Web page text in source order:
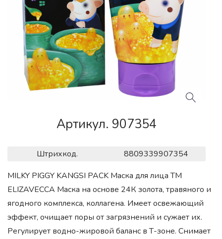
Артикул. 907354
Штрихкод.
8809339907354
MILKY PIGGY KANGSI PACK Маска для лица ТМ
ELIZAVECCA Маска на основе 24К золота, травяного и
ягодного комплекса, коллагена. Имеет освежающий
эффект, очищает поры от загрязнений и сужает их.
Регулирует водно-жировой баланс в Т-зоне. Снимает